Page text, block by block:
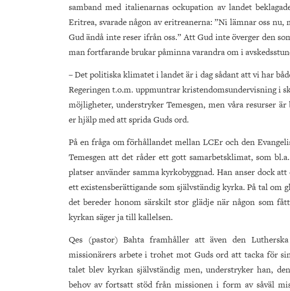
samband med italienarnas ockupation av landet
Eritrea, svarade någon av eritreanerna: ”Ni lämnar oss
Gud ändå inte reser ifrån oss.” Att Gud inte överger den
man fortfarande brukar påminna varandra om i
– Det politiska klimatet i landet är i dag sådant att vi har
Regeringen t.o.m. uppmuntrar kristendomsundervisning i
möjligheter, understryker Temesgen, men våra resurser
er hjälp med att sprida Guds ord.
På en fråga om förhållandet mellan LCEr och den
Temesgen att det råder ett gott samarbetsklimat, som
platser använder samma kyrkobyggnad. Han anser dock
ett existensberättigande som självständig kyrka. På tal om
det bereder honom särskilt stor glädje när någon som
kyrkan säger ja till kallelsen.
Qes (pastor) Bahta framhåller att även den
missionärers arbete i trohet mot Guds ord att tacka för
talet blev kyrkan självständig men, understryker han,
behov av fortsatt stöd från missionen i form av såväl